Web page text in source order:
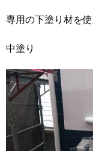
専用の下塗り材を使
中塗り